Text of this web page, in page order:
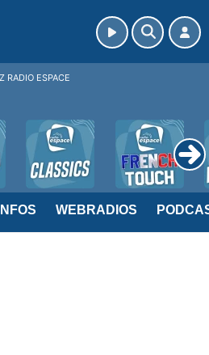
INFOS WEBRADIOS
RADIO ESPACE